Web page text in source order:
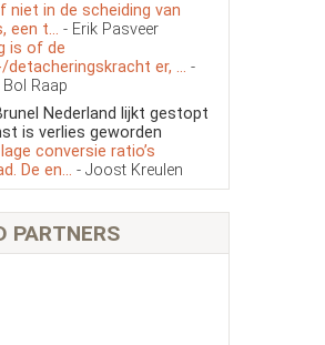
niet in de scheiding van
een t... - Erik Pasveer
is of de
detacheringskracht er, ... -
Raap
Nederland lijkt gestopt
is verlies geworden
conversie ratio’s
De en... - Joost Kreulen
PARTNERS